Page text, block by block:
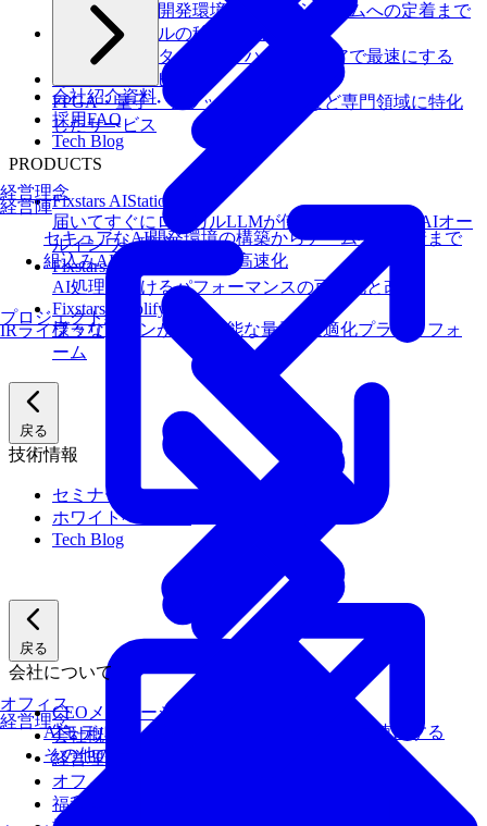
セキュアなAI開発環境の構築からチームへの定着まで
組込みAIモデルの移植・高速化
AIモデルを、ターゲットハードウェアで最速にする
その他のサービス
FPGA・量子・フラッシュメモリなど専門領域に特化
したサービス
PRODUCTS
Fixstars AIStation
届いてすぐにローカルLLMが使えるセキュアなAIオー
ルインワン環境
Fixstars AIBooster
AI処理におけるパフォーマンスの可視化と改善
Fixstars Amplify
様々なマシンが利用可能な量子×最適化プラットフォ
ーム
戻る
技術情報
セミナー
ホワイトペーパー
Tech Blog
経営陣
経営理念
セキュアなAI開発環境の構築からチームへの定着まで
組込みAIモデルの移植・高速化
AIモデルを、ターゲットハードウェアで最速にする
その他のサービス
IRライブラリ
経営理念
オフィス
プロジェクト紹介
会社紹介資料
採用FAQ
Tech Blog
戻る
会社について
CEOメッセージ
会社概要
経営理念
オフィス
福利厚生